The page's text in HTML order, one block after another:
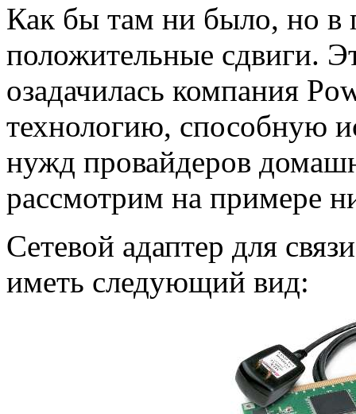
Как бы там ни было, но в
положительные сдвиги.
озадачилась компания
технологию, способную
нужд провайдеров
рассмотрим на примере
Сетевой адаптер для
иметь следующий вид: